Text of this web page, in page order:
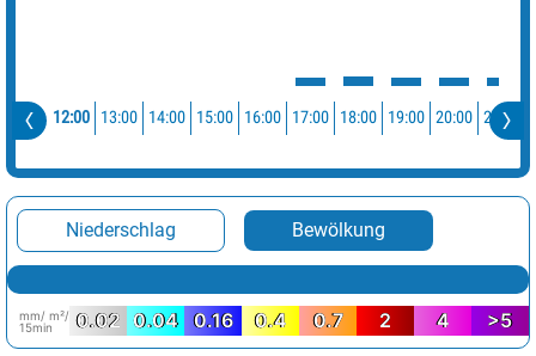
12:00 13:00 14:00 15:00 16:00 17:00 18:00 19:00 20:00 21:00
Niederschlag Bewölkung
mm/ m²/
15min
0.02 0.04 0.16 0.4 0.7 2 4 >5